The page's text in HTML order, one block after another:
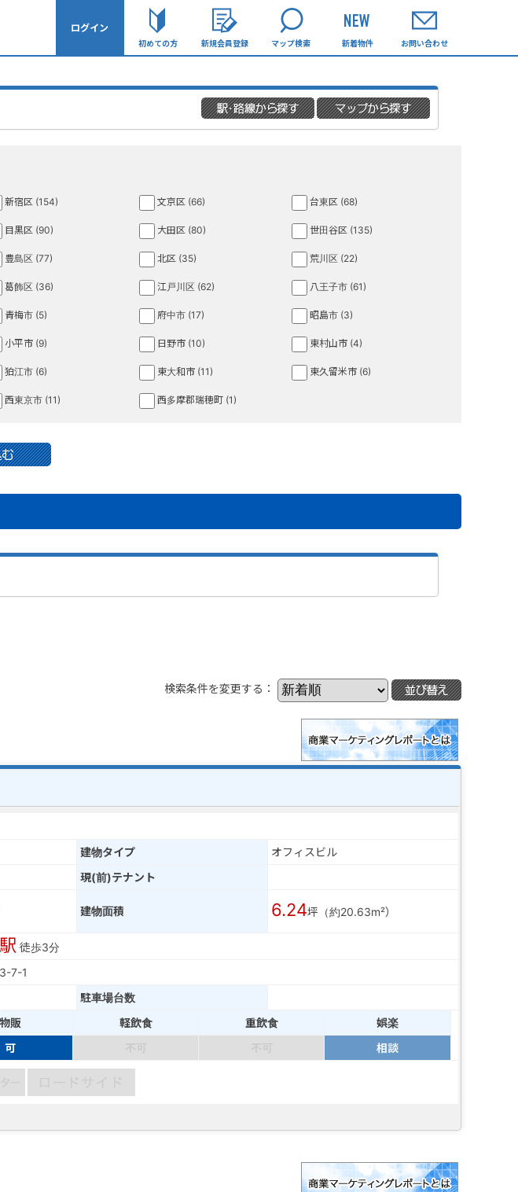
ログイン
初めての方 新規会員登録 マップ検索 新着物件 お問い合わせ
新宿区 (154) 文京区 (66) 台東区 (68)
目黒区 (90) 大田区 (80) 世田谷区 (135)
豊島区 (77) 北区 (35) 荒川区 (22)
葛飾区 (36) 江戸川区 (62) 八王子市 (61)
青梅市 (5) 府中市 (17) 昭島市 (3)
小平市 (9) 日野市 (10) 東村山市 (4)
狛江市 (6) 東大和市 (11) 東久留米市 (6)
西東京市 (11) 西多摩郡瑞穂町 (1)
検索条件を変更する：
建物タイプ
オフィスビル
現(前)テナント
建物面積 6.24坪（約20.63m²）
徒歩3分
7-1
駐車場台数
物販 軽飲食 重飲食
娯楽
可 相談